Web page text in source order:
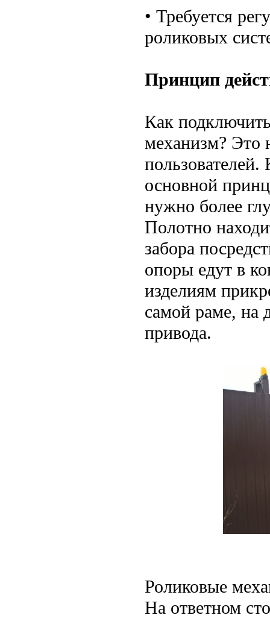
• Требуется
роликовых
Принцип
Как
механизм? Это
пользователей.
основной
нужно более
Полотно
забора
опоры едут в
изделиям
самой раме, на
привода.
Роликовые
На ответном